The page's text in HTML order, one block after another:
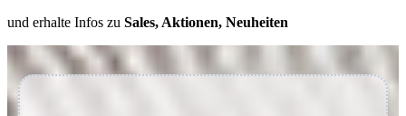
und erhalte Infos zu Sales, Aktionen, Neuheiten